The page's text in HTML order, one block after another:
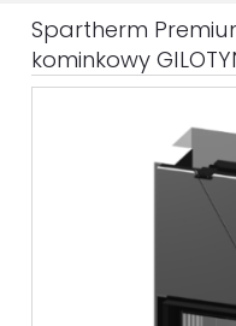
Spartherm
kominkowy